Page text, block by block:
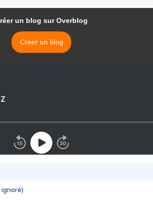
un blog sur Overblog
Créer un blog